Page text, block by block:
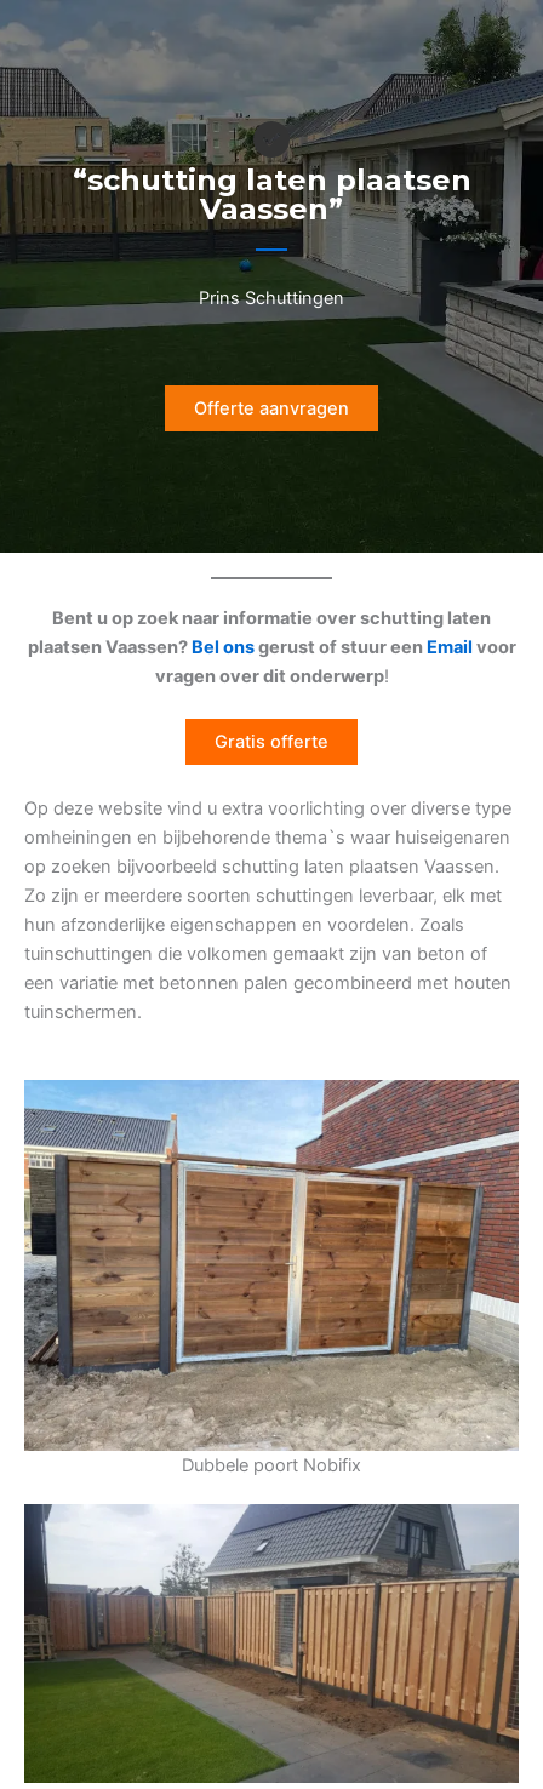
naar
de
inhoud
“schutting laten plaatsen
Vaassen”
Prins Schuttingen
Offerte aanvragen
Bent u op zoek naar informatie over schutting laten
plaatsen Vaassen? Bel onsgerust of stuur een Email voor
vragen over dit onderwerp!
Gratis offerte
Op deze website vind u extra voorlichting over diverse type
omheiningen en bijbehorende thema`s waar huiseigenaren
op zoeken bijvoorbeeld schutting laten plaatsen Vaassen.
Zo zijn er meerdere soorten schuttingen leverbaar, elk met
hun afzonderlijke eigenschappen en voordelen. Zoals
tuinschuttingen die volkomen gemaakt zijn van beton of
een variatie met betonnen palen gecombineerd met houten
tuinschermen.
Dubbele poort Nobifix